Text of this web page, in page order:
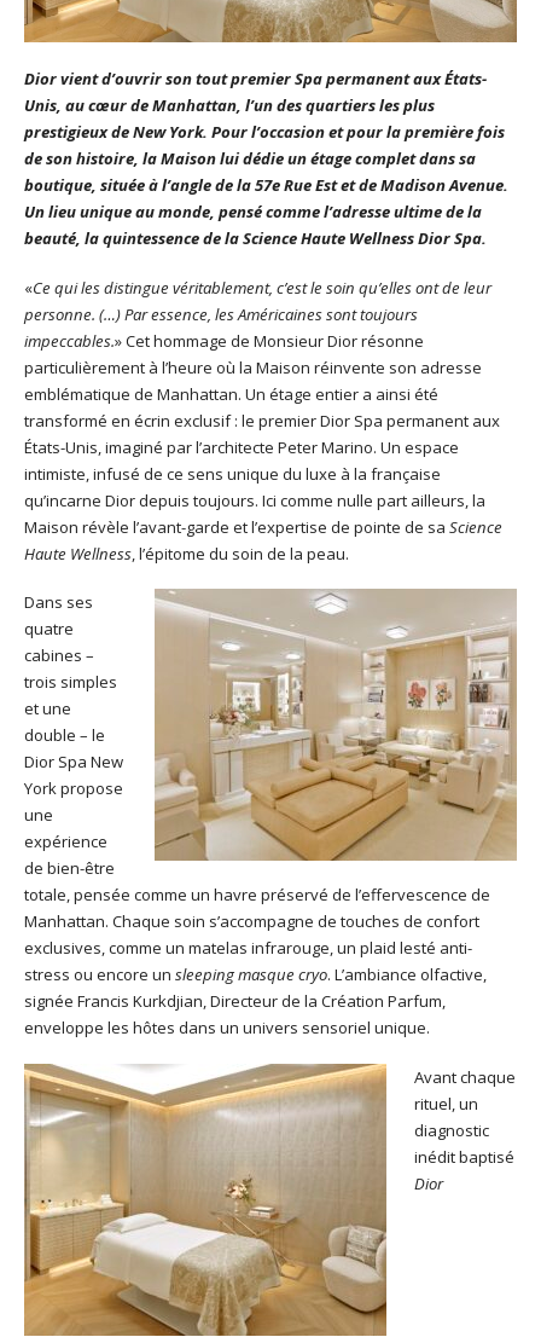
Dior vient d’ouvrir son tout premier Spa permanent aux États-
Unis, au cœur de Manhattan, l’un des quartiers les plus
prestigieux de New York. Pour l’occasion et pour la première fois
de son histoire, la Maison lui dédie un étage complet dans sa
boutique, située à l’angle de la 57e Rue Est et de Madison Avenue.
Un lieu unique au monde, pensé comme l’adresse ultime de la
beauté, la quintessence de la Science Haute Wellness Dior Spa.
«Ce qui les distingue véritablement, c’est le soin qu’elles ont de leur
personne. (…) Par essence, les Américaines sont toujours
impeccables.» Cet hommage de Monsieur Dior résonne
particulièrement à l’heure où la Maison réinvente son adresse
emblématique de Manhattan. Un étage entier a ainsi été
transformé en écrin exclusif : le premier Dior Spa permanent aux
États-Unis, imaginé par l’architecte Peter Marino. Un espace
intimiste, infusé de ce sens unique du luxe à la française
qu’incarne Dior depuis toujours. Ici comme nulle part ailleurs, la
Maison révèle l’avant-garde et l’expertise de pointe de sa Science
Haute Wellness, l’épitome du soin de la peau.
Dans ses
quatre
cabines –
trois simples
et une
double – le
Dior Spa New
York propose
une
expérience
de bien-être
totale, pensée comme un havre préservé de l’effervescence de
Manhattan. Chaque soin s’accompagne de touches de confort
exclusives, comme un matelas infrarouge, un plaid lesté anti-
stress ou encore un sleeping masque cryo. L’ambiance olfactive,
signée Francis Kurkdjian, Directeur de la Création Parfum,
enveloppe les hôtes dans un univers sensoriel unique.
Avant chaque
rituel, un
diagnostic
inédit baptisé
Dior